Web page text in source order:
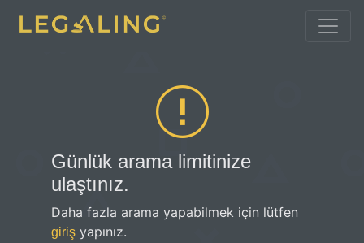
Günlük arama limitinize
ulaştınız.
Daha fazla arama yapabilmek için lütfen
giriş yapınız.